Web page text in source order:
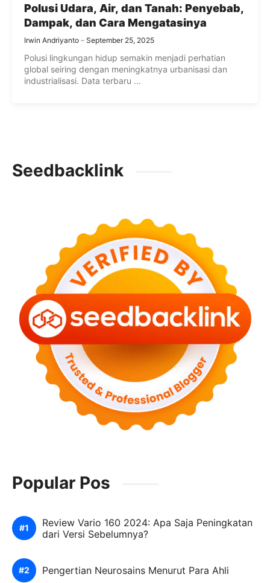
Polusi Udara, Air, dan Tanah: Penyebab,
Dampak, dan Cara Mengatasinya
Irwin Andriyanto September 25, 2025
Polusi lingkungan hidup semakin menjadi perhatian
global seiring dengan meningkatnya urbanisasi dan
industrialisasi. Data terbaru ...
Seedbacklink
Popular Pos
Review Vario 160 2024: Apa Saja Peningkatan
dari Versi Sebelumnya?
Pengertian Neurosains Menurut Para Ahli